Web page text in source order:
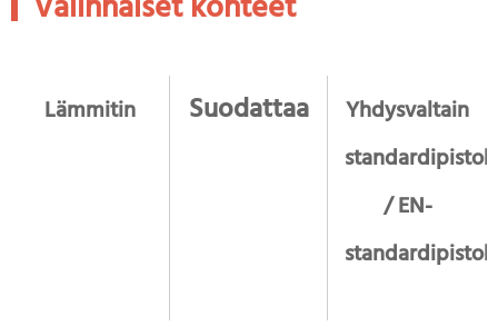
Lämmitin Suodattaa
Yhdysvaltain
/ EN-